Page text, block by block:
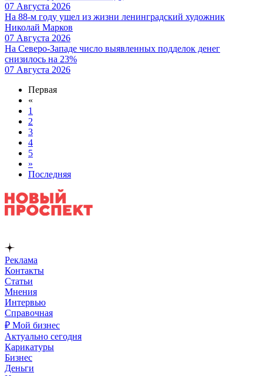
07 Августа 2026
На 88-м году ушел из жизни ленинградский художник
Николай Марков
07 Августа 2026
На Северо-Западе число выявленных подделок денег
снизилось на 23%
07 Августа 2026
Первая
«
1
2
3
4
5
»
Последняя
Реклама
Контакты
Статьи
Мнения
Интервью
Справочная
₽ Мой бизнес
Актуально сегодня
Карикатуры
Бизнес
Деньги